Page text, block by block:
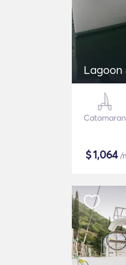
Lagoon
Catamaran
$1,064/